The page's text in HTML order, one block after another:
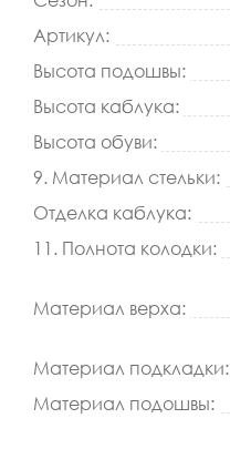
Артикул:
Высота подошвы:
Высота каблука:
Высота обуви:
9. Материал стельки:
Отделка каблука:
11. Полнота колодки:
Материал верха:
Материал подкладки:
Материал подошвы: